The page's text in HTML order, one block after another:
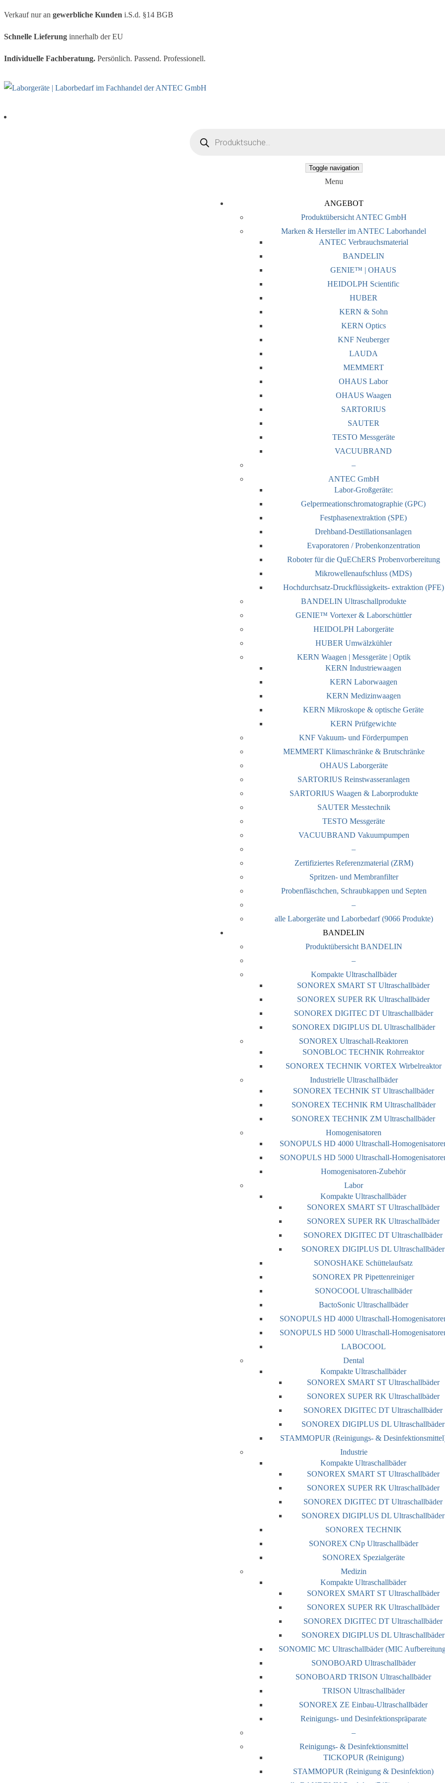
Verkauf nur an gewerbliche Kunden i.S.d. §14 BGB
Schnelle Lieferung innerhalb der EU
Individuelle Fachberatung. Persönlich. Passend. Professionell.
Toggle navigation
Menu
ANGEBOT
Produktübersicht ANTEC GmbH
Marken & Hersteller im ANTEC Laborhandel
ANTEC Verbrauchsmaterial
BANDELIN
GENIE™ | OHAUS
HEIDOLPH Scientific
HUBER
KERN & Sohn
KERN Optics
KNF Neuberger
LAUDA
MEMMERT
OHAUS Labor
OHAUS Waagen
SARTORIUS
SAUTER
TESTO Messgeräte
VACUUBRAND
–
ANTEC GmbH
Labor-Großgeräte:
Gelpermeationschromatographie (GPC)
Festphasenextraktion (SPE)
Drehband-Destillationsanlagen
Evaporatoren / Probenkonzentration
Roboter für die QuEChERS Probenvorbereitung
Mikrowellenaufschluss (MDS)
Hochdurchsatz-Druckflüssigkeits- extraktion (PFE)
BANDELIN Ultraschallprodukte
GENIE™ Vortexer & Laborschüttler
HEIDOLPH Laborgeräte
HUBER Umwälzkühler
KERN Waagen | Messgeräte | Optik
KERN Industriewaagen
KERN Laborwaagen
KERN Medizinwaagen
KERN Mikroskope & optische Geräte
KERN Prüfgewichte
KNF Vakuum- und Förderpumpen
MEMMERT Klimaschränke & Brutschränke
OHAUS Laborgeräte
SARTORIUS Reinstwasseranlagen
SARTORIUS Waagen & Laborprodukte
SAUTER Messtechnik
TESTO Messgeräte
VACUUBRAND Vakuumpumpen
–
Zertifiziertes Referenzmaterial (ZRM)
Spritzen- und Membranfilter
Probenfläschchen, Schraubkappen und Septen
–
alle Laborgeräte und Laborbedarf (9066 Produkte)
BANDELIN
Produktübersicht BANDELIN
–
Kompakte Ultraschallbäder
SONOREX SMART ST Ultraschallbäder
SONOREX SUPER RK Ultraschallbäder
SONOREX DIGITEC DT Ultraschallbäder
SONOREX DIGIPLUS DL Ultraschallbäder
SONOREX Ultraschall-Reaktoren
SONOBLOC TECHNIK Rohrreaktor
SONOREX TECHNIK VORTEX Wirbelreaktor
Industrielle Ultraschallbäder
SONOREX TECHNIK ST Ultraschallbäder
SONOREX TECHNIK RM Ultraschallbäder
SONOREX TECHNIK ZM Ultraschallbäder
Homogenisatoren
SONOPULS HD 4000 Ultraschall-
SONOPULS HD 5000 Ultraschall-
Homogenisatoren-Zubehör
Labor
Kompakte Ultraschallbäder
SONOREX SMART ST Ultraschallbäder
SONOREX SUPER RK Ultraschallbäder
SONOREX DIGITEC DT Ultraschallbäder
SONOREX DIGIPLUS DL Ultraschallbäder
SONOSHAKE Schüttelaufsatz
SONOREX PR Pipettenreiniger
SONOCOOL Ultraschallbäder
BactoSonic Ultraschallbäder
SONOPULS HD 4000 Ultraschall-
SONOPULS HD 5000 Ultraschall-
LABOCOOL
Dental
Kompakte Ultraschallbäder
SONOREX SMART ST Ultraschallbäder
SONOREX SUPER RK Ultraschallbäder
SONOREX DIGITEC DT Ultraschallbäder
SONOREX DIGIPLUS DL Ultraschallbäder
STAMMOPUR (Reinigungs- &
Industrie
Kompakte Ultraschallbäder
SONOREX SMART ST Ultraschallbäder
SONOREX SUPER RK Ultraschallbäder
SONOREX DIGITEC DT Ultraschallbäder
SONOREX DIGIPLUS DL Ultraschallbäder
SONOREX TECHNIK
SONOREX CNp Ultraschallbäder
SONOREX Spezialgeräte
Medizin
Kompakte Ultraschallbäder
SONOREX SMART ST Ultraschallbäder
SONOREX SUPER RK Ultraschallbäder
SONOREX DIGITEC DT Ultraschallbäder
SONOREX DIGIPLUS DL Ultraschallbäder
SONOMIC MC Ultraschallbäder (MIC
SONOBOARD Ultraschallbäder
SONOBOARD TRISON Ultraschallbäder
TRISON Ultraschallbäder
SONOREX ZE Einbau-Ultraschallbäder
Reinigungs- und Desinfektionspräparate
–
Reinigungs- & Desinfektionsmittel
TICKOPUR (Reinigung)
STAMMOPUR (Reinigung & Desinfektion)